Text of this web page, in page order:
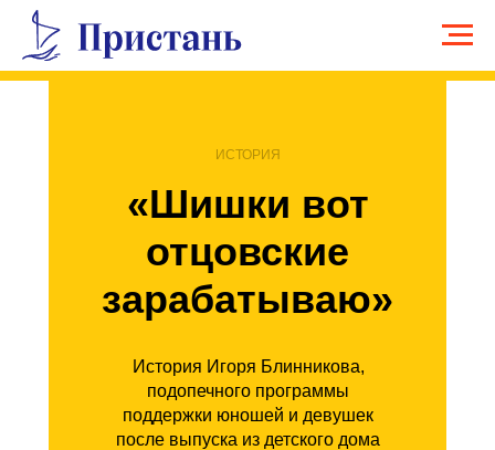
«Шишки вот
отцовские
зарабатываю»
ИСТОРИЯ
История Игоря Блинникова,
подопечного программы
поддержки юношей и девушек
после выпуска из детского дома